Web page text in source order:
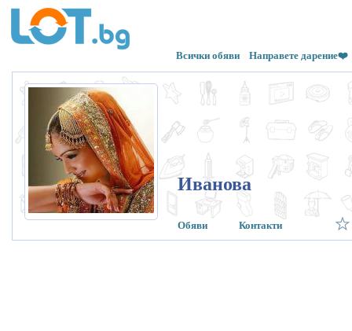
Всички обяви Направете дарение❤️
Иванова
Обяви Контакти